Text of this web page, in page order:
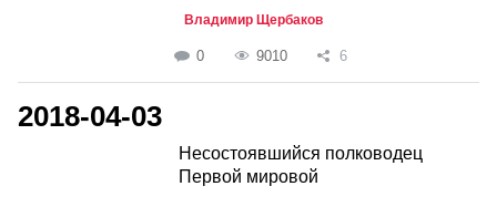
Владимир Щербаков
0 9010 6
2018-04-03
Несостоявшийся полководец
Первой мировой